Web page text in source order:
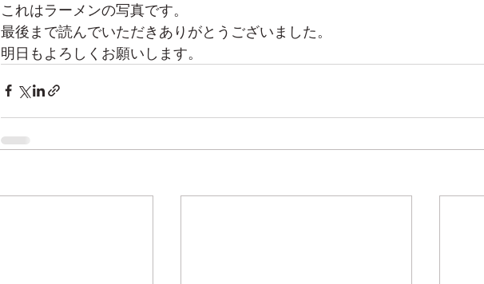
これはラーメンの写真です。
最後まで読んでいただきありがとうございました。
明日もよろしくお願いします。